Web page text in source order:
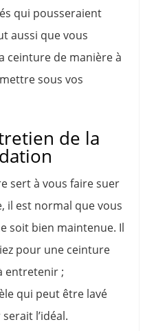
qui pousseraient
aussi que vous
ceinture de manière à
sous vos
de la
sert à vous faire suer
il est normal que vous
soit bien maintenue. Il
pour une ceinture
entretenir ;
qui peut être lavé
l’idéal.